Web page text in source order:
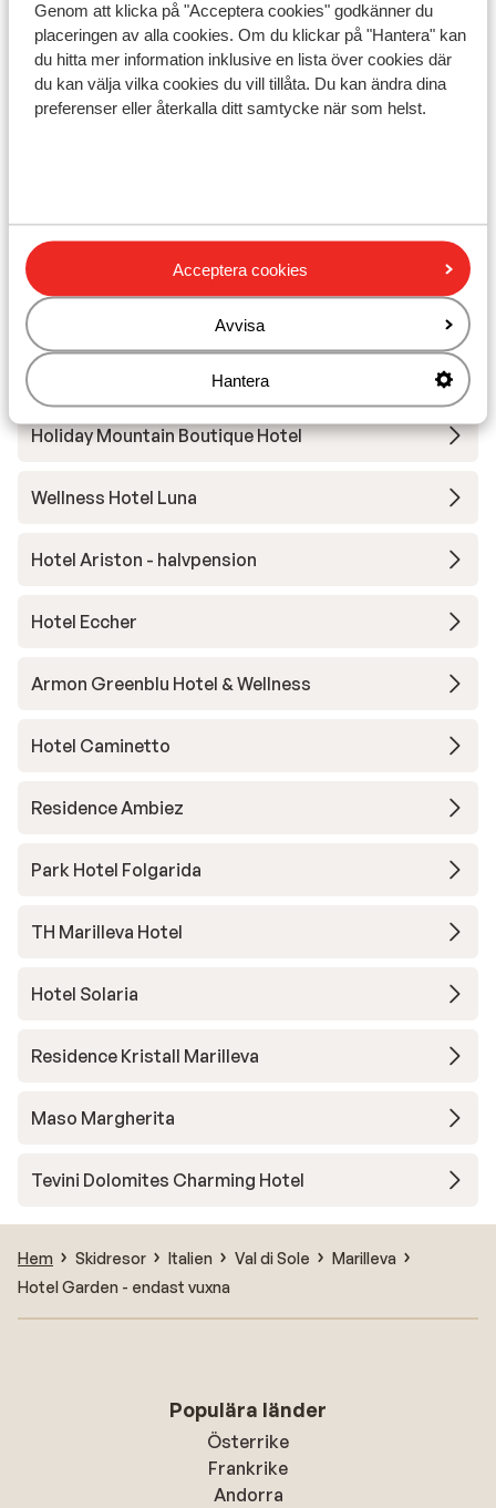
Genom att klicka på "Acceptera cookies" godkänner du
placeringen av alla cookies. Om du klickar på "Hantera" kan
du hitta mer information inklusive en lista över cookies där
du kan välja vilka cookies du vill tillåta. Du kan ändra dina
preferenser eller återkalla ditt samtycke när som helst.
Acceptera cookies
Avvisa
Hantera
Liftkort
Skidskola
Andra boenden i Val di Sole
Monroc Hotel
Hotel Alaska
Holiday Mountain Boutique Hotel
Wellness Hotel Luna
Hotel Ariston - halvpension
Hotel Eccher
Armon Greenblu Hotel & Wellness
Hotel Caminetto
Residence Ambiez
Park Hotel Folgarida
TH Marilleva Hotel
Hotel Solaria
Residence Kristall Marilleva
Maso Margherita
Tevini Dolomites Charming Hotel
Hem Skidresor Italien Val di Sole
Marilleva
Hotel Garden - endast vuxna
Populära länder
Österrike
Frankrike
Andorra